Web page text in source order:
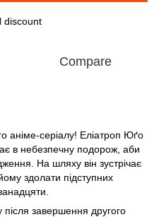
discount
Compare
аніме-серіалу! Еліатроп Юґо
в небезпечну подорож, аби
На шляху він зустрічає
здолати підступних
після завершення другого